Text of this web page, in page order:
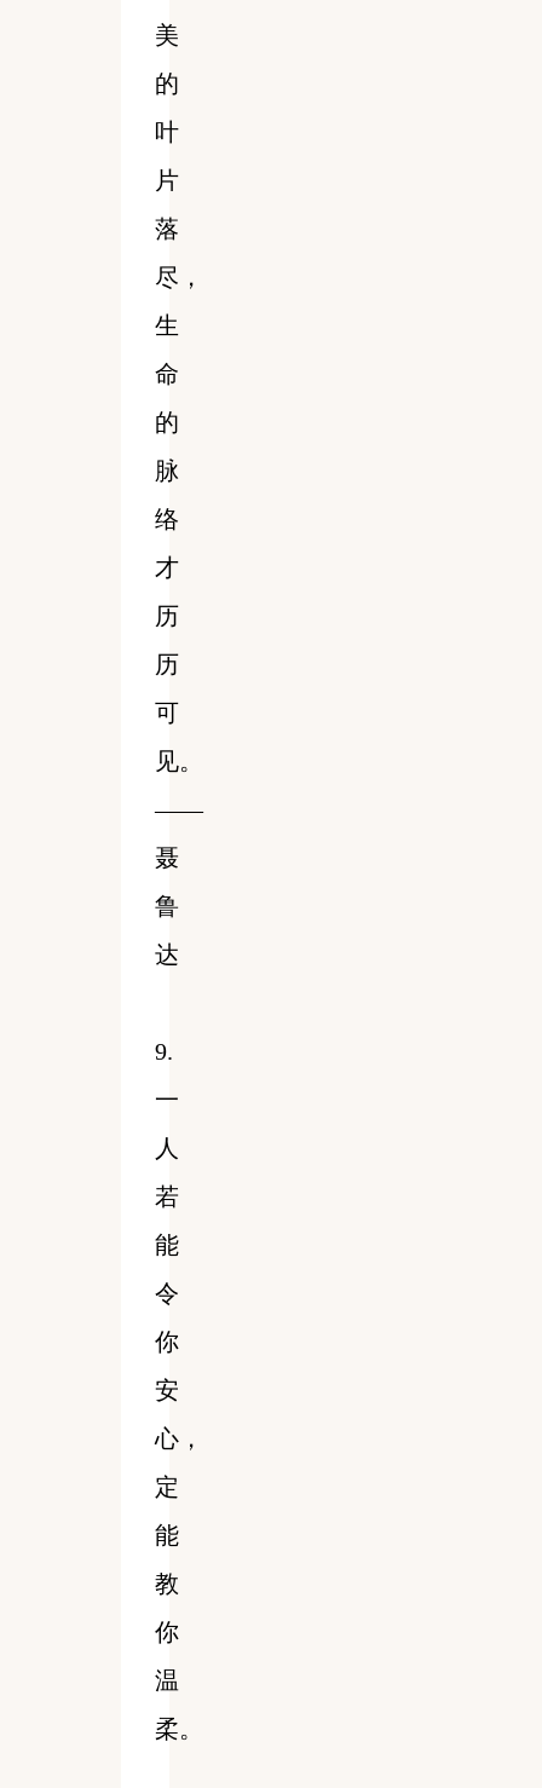
美
的
叶
片
落
尽，
生
命
的
脉
络
才
历
历
可
见。
——
聂
鲁
达
9.
一
人
若
能
令
你
安
心，
定
能
教
你
温
柔。